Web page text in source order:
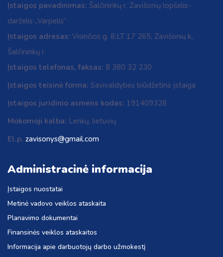
Įstaigos pavadinimas: Šalčininkų r. Zavišonių lopšelis-
darželis „Varpelis“
Įstaigos adresas: Visinčios g. 8,LT 17 265, Zavišonių k.,
Šalčininkų r.
Įstaigos telefonas, faksas: 8 380 32 230
Įstaigos teisinė forma: Savivaldybės biūdžetinė įstaiga
Įstaigos juridinio asmens kodas: 191409328
Mokomoji kalba: Lenkų, lietuvių
El.p. zavisonys@gmail.com
Administracinė informacija
Įstaigos nuostatai
Metinė vadovo veiklos ataskaita
Planavimo dokumentai
Finansinės veiklos ataskaitos
Informacija apie darbuotojų darbo užmokestį